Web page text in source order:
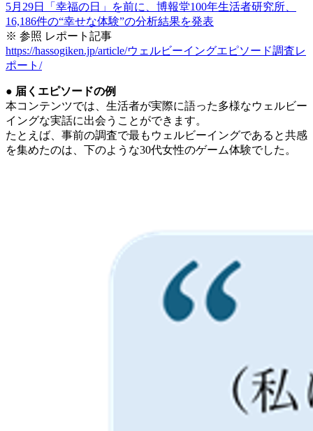
5月29日「幸福の日」を前に、博報堂100年生活者研究所、
16,186件の“幸せな体験”の分析結果を発表
※ 参照 レポート記事
https://hassogiken.jp/article/ウェルビーイングエピソード調査レ
ポート/
● 届くエピソードの例
本コンテンツでは、生活者が実際に語った多様なウェルビー
イングな実話に出会うことができます。
たとえば、事前の調査で最もウェルビーイングであると共感
を集めたのは、下のような30代女性のゲーム体験でした。